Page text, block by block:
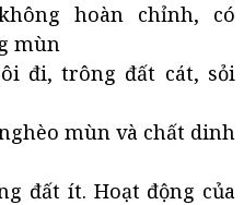
hoàn chỉnh, có
mùn
đi, trông đất cát, sỏi
mùn và chất dinh
đất ít. Hoạt động của